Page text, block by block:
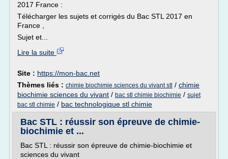
2017 France :
Télécharger les sujets et corrigés du Bac STL 2017 en
France ,
Sujet et...
Lire la suite
Site : https://mon-bac.net
Thèmes liés : chimie biochimie sciences du vivant stl / chimie
biochimie sciences du vivant / bac stl chimie biochimie / sujet
bac stl chimie / bac technologique stl chimie
Bac STL : réussir son épreuve de chimie-
biochimie et ...
Bac STL : réussir son épreuve de chimie-biochimie et
sciences du vivant